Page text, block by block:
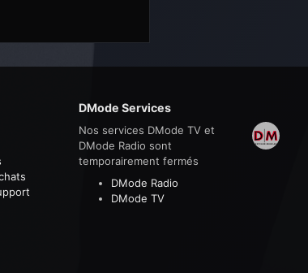
DMode Services
Nos services DMode TV et
DMode Radio sont
temporairement fermés
DMode Radio
DMode TV